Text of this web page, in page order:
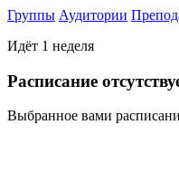
Группы Аудитории
Идёт 1 неделя
Раcписание
Выбранное вами